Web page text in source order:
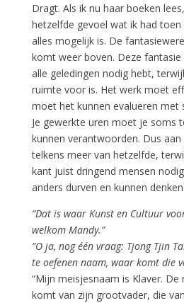
Dragt. Als ik nu haar boeken
hetzelfde gevoel wat ik had toen
alles mogelijk is. De
komt weer boven. Deze
alle geledingen nodig hebt,
ruimte voor is. Het werk moet
moet het kunnen evalueren met
Je gewerkte uren moet je soms
kunnen verantwoorden. Dus
telkens meer van hetzelfde,
kant juist dringend mensen
anders durven en kunnen
“Dat is waar Kunst en Cultuur
welkom Mandy.”
“O ja, nog één vraag: Tjong Tjin
te oefenen naam, waar komt die
“Mijn meisjesnaam is Klaver.
komt van zijn grootvader, die